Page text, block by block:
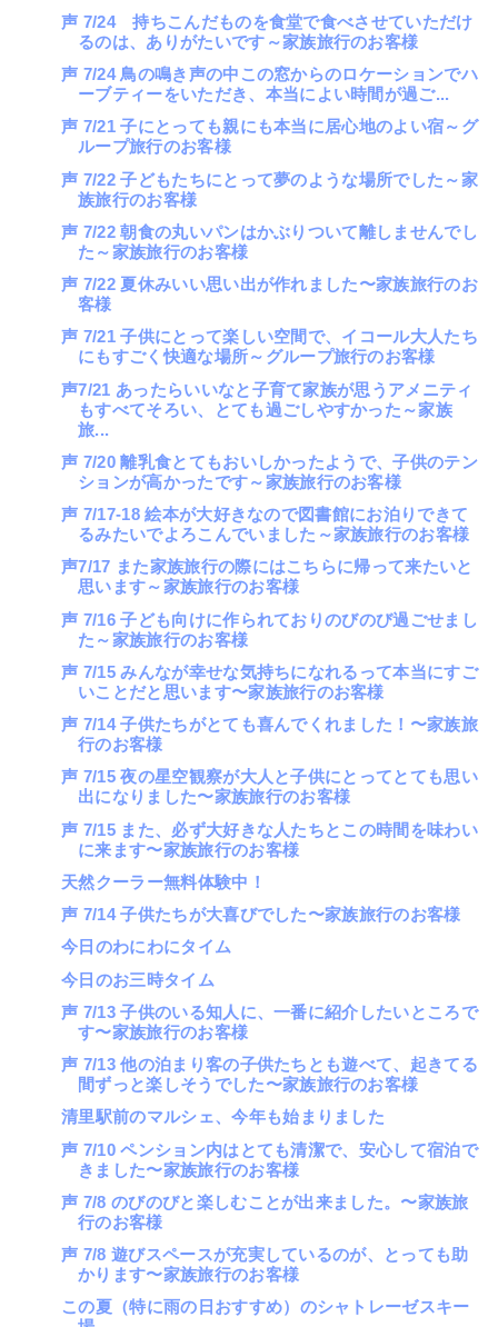
声 7/24 持ちこんだものを食堂で食べさせていただけ
るのは、ありがたいです～家族旅行のお客様
声 7/24 鳥の鳴き声の中この窓からのロケーションでハ
ーブティーをいただき、本当によい時間が過ご...
声 7/21 子にとっても親にも本当に居心地のよい宿～グ
ループ旅行のお客様
声 7/22 子どもたちにとって夢のような場所でした～家
族旅行のお客様
声 7/22 朝食の丸いパンはかぶりついて離しませんでし
た～家族旅行のお客様
声 7/22 夏休みいい思い出が作れました〜家族旅行のお
客様
声 7/21 子供にとって楽しい空間で、イコール大人たち
にもすごく快適な場所～グループ旅行のお客様
声7/21 あったらいいなと子育て家族が思うアメニティ
もすべてそろい、とても過ごしやすかった～家族
旅...
声 7/20 離乳食とてもおいしかったようで、子供のテン
ションが高かったです～家族旅行のお客様
声 7/17-18 絵本が大好きなので図書館にお泊りできて
るみたいでよろこんでいました～家族旅行のお客様
声7/17 また家族旅行の際にはこちらに帰って来たいと
思います～家族旅行のお客様
声 7/16 子ども向けに作られておりのびのび過ごせまし
た～家族旅行のお客様
声 7/15 みんなが幸せな気持ちになれるって本当にすご
いことだと思います〜家族旅行のお客様
声 7/14 子供たちがとても喜んでくれました！〜家族旅
行のお客様
声 7/15 夜の星空観察が大人と子供にとってとても思い
出になりました〜家族旅行のお客様
声 7/15 また、必ず大好きな人たちとこの時間を味わい
に来ます〜家族旅行のお客様
天然クーラー無料体験中！
声 7/14 子供たちが大喜びでした〜家族旅行のお客様
今日のわにわにタイム
今日のお三時タイム
声 7/13 子供のいる知人に、一番に紹介したいところで
す〜家族旅行のお客様
声 7/13 他の泊まり客の子供たちとも遊べて、起きてる
間ずっと楽しそうでした〜家族旅行のお客様
清里駅前のマルシェ、今年も始まりました
声 7/10 ペンション内はとても清潔で、安心して宿泊で
きました〜家族旅行のお客様
声 7/8 のびのびと楽しむことが出来ました。〜家族旅
行のお客様
声 7/8 遊びスペースが充実しているのが、とっても助
かります〜家族旅行のお客様
この夏（特に雨の日おすすめ）のシャトレーゼスキー